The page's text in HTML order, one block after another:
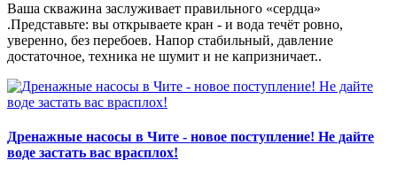
Ваша скважина заслуживает правильного «сердца»
.Представьте: вы открываете кран - и вода течёт ровно,
уверенно, без перебоев. Напор стабильный, давление
достаточное, техника не шумит и не капризничает..
Дренажные насосы в Чите - новое поступление! Не дайте
воде застать вас врасплох!